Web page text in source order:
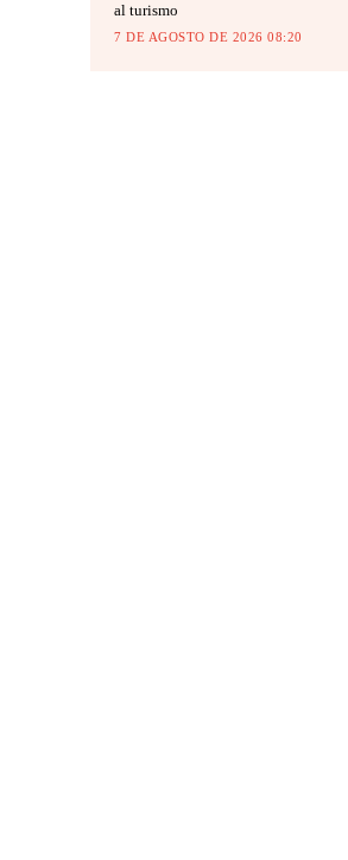
al turismo
7 DE AGOSTO DE 2026 08:20